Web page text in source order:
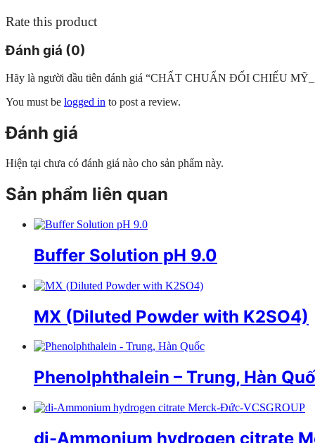
Rate this product
Đánh giá (0)
Hãy là người đầu tiên đánh giá “CHẤT CHUẨN ĐỐI CHIẾU
You must be logged in to post a review.
Đánh giá
Hiện tại chưa có đánh giá nào cho sản phẩm này.
Sản phẩm liên quan
Buffer Solution pH 9.0
MX (Diluted Powder with K2SO4)
Phenolphthalein – Trung, Hàn
di-Ammonium hydrogen citrate